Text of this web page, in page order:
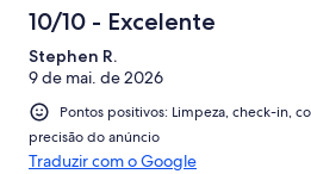
10/10 - Excelente
Stephen R.
9 de mai. de 2026
Pontos positivos: Limpeza, check-in,
precisão do anúncio
Traduzir com o Google